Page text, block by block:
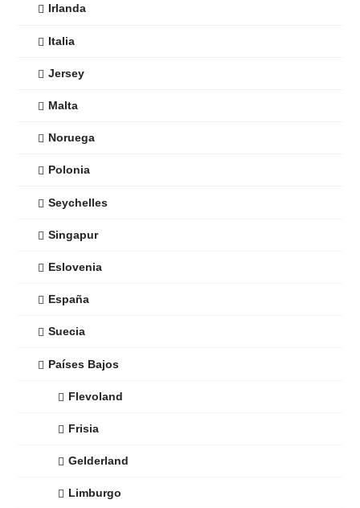
Irlanda
Italia
Jersey
Malta
Noruega
Polonia
Seychelles
Singapur
Eslovenia
España
Suecia
Países Bajos
Flevoland
Frisia
Gelderland
Limburgo